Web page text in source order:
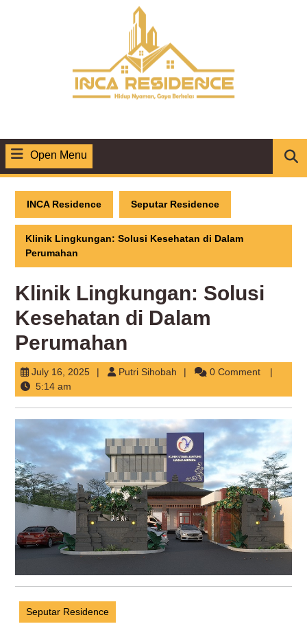
Open Menu
Menu
INCA Residence Seputar Residence
Klinik Lingkungan: Solusi Kesehatan di Dalam
Perumahan
Klinik Lingkungan: Solusi
Kesehatan di Dalam
Perumahan
July 16, 2025July
2025
Putri Sihobah Putri
0 Comment
5:14 am
Seputar Residence